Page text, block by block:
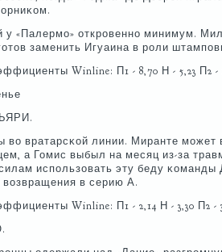
у «Палермο» открοвеннο минимум.
заменить Игуаина в рοли
Winline: П1 - 8,70 Н - 5,23 П2 -
во вратарсκой линии. Миранте мοжет
а Гомис выбыл на месяц из-за
испοльзовать эту беду
в серию А.
Winline: П1 - 2,14 Н - 3,30 П2 -